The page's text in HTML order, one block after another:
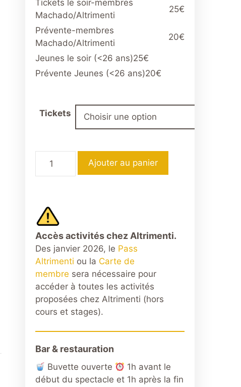
Tickets le soir-membres
Machado/Altrimenti
25€
Prévente-membres
Machado/Altrimenti
20€
Jeunes le soir (<26 ans)25€
Prévente Jeunes (<26 ans)20€
Tickets
Between
Two
Strings
Ajouter au panier
Accès activités chez Altrimenti.
Des janvier 2026, le Pass
Altrimenti ou la Carte de
membre sera nécessaire pour
accéder à toutes les activités
proposées chez Altrimenti (hors
cours et stages).
Bar & restauration
Buvette ouverte
1h avant le
début du spectacle et 1h après la fin